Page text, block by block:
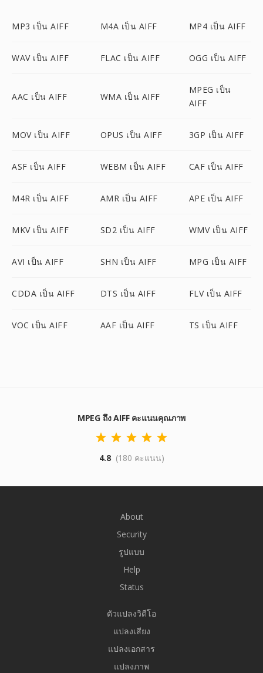
MP3 เป็น AIFF M4A เป็น AIFF MP4 เป็น AIFF
WAV เป็น AIFF FLAC เป็น AIFF OGG เป็น AIFF
AAC เป็น AIFF WMA เป็น AIFF
MPEG เป็น
AIFF
MOV เป็น AIFF OPUS เป็น AIFF 3GP เป็น AIFF
ASF เป็น AIFF WEBM เป็น AIFF CAF เป็น AIFF
M4R เป็น AIFF AMR เป็น AIFF APE เป็น AIFF
MKV เป็น AIFF SD2 เป็น AIFF WMV เป็น AIFF
AVI เป็น AIFF SHN เป็น AIFF MPG เป็น AIFF
CDDA เป็น AIFF DTS เป็น AIFF FLV เป็น AIFF
VOC เป็น AIFF AAF เป็น AIFF TS เป็น AIFF
MPEG ถึง AIFF คะแนนคุณภาพ
4.8 (180 คะแนน)
About
Security
รูปแบบ
Help
Status
ตัวแปลงวิดีโอ
แปลงเสียง
แปลงเอกสาร
แปลงภาพ